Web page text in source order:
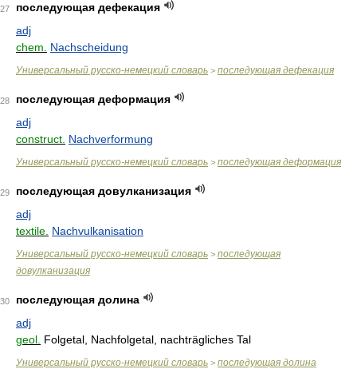
27
последующая дефекация
adj
chem.
Nachscheidung
Универсальный русско-немецкий словарь > последующая дефекация
28
последующая деформация
adj
construct. Nachverformung
Универсальный русско-немецкий словарь > последующая деформация
29
последующая довулканизация
adj
textile. Nachvulkanisation
Универсальный русско-немецкий словарь > последующая
довулканизация
30
последующая долина
adj
geol. Folgetal, Nachfolgetal, nachträgliches Tal
Универсальный русско-немецкий словарь > последующая долина